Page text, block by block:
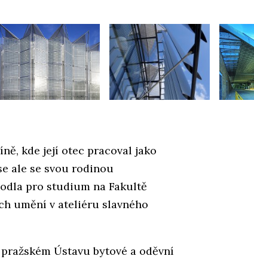
kde její otec pracoval jako
ale se svou rodinou
pro studium na Fakultě
umění v ateliéru slavného
Ústavu bytové a oděvní